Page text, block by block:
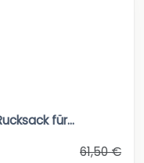
für...
61,50 €